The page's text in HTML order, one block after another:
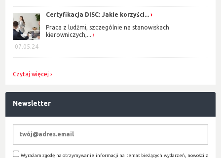
07.05.24
Certyfikacja DISC: Jakie korzyści...
Praca z ludźmi, szczególnie na stanowiskach
kierowniczych,...
Czytaj więcej
Newsletter
Wyrażam zgodę na otrzymywanie informacji na temat bieżących wydarzeń, nowości z